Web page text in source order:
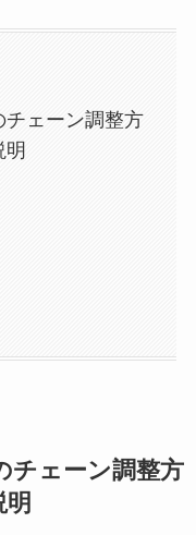
ェーン調整方
チェーン調整方